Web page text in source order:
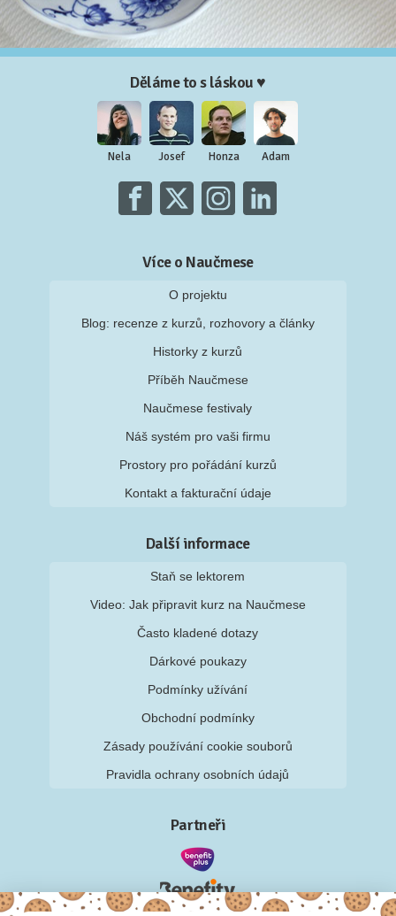
Děláme to s láskou ♥
Nela Josef Honza Adam
Více o Naučmese
O projektu
Blog: recenze z kurzů, rozhovory a články
Historky z kurzů
Příběh Naučmese
Naučmese festivaly
Náš systém pro vaši firmu
Prostory pro pořádání kurzů
Kontakt a fakturační údaje
Další informace
Staň se lektorem
Video: Jak připravit kurz na Naučmese
Často kladené dotazy
Dárkové poukazy
Podmínky užívání
Obchodní podmínky
Zásady používání cookie souborů
Pravidla ochrany osobních údajů
Partneři